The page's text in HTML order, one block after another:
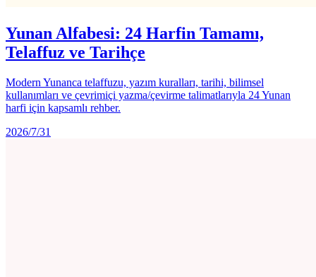
Yunan Alfabesi: 24 Harfin Tamamı,
Telaffuz ve Tarihçe
Modern Yunanca telaffuzu, yazım kuralları, tarihi, bilimsel
kullanımları ve çevrimiçi yazma/çevirme talimatlarıyla 24 Yunan
harfi için kapsamlı rehber.
2026/7/31